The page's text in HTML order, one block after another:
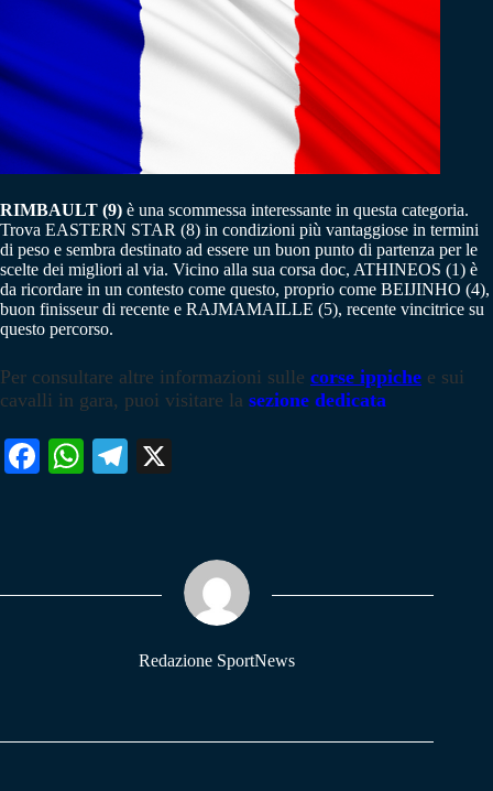
RIMBAULT (9) è una scommessa interessante in questa categoria.
Trova EASTERN STAR (8) in condizioni più vantaggiose in termini
di peso e sembra destinato ad essere un buon punto di partenza per le
scelte dei migliori al via. Vicino alla sua corsa doc, ATHINEOS (1) è
da ricordare in un contesto come questo, proprio come BEIJINHO (4),
buon finisseur di recente e RAJMAMAILLE (5), recente vincitrice su
questo percorso.
Per consultare altre informazioni sulle corse ippiche e sui
cavalli in gara, puoi visitare la sezione dedicata
Fa W
pp
Te
m
Redazione SportNews